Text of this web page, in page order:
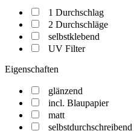
1 Durchschlag
2 Durchschläge
selbstklebend
UV Filter
Eigenschaften
glänzend
incl. Blaupapier
matt
selbstdurchschreibend